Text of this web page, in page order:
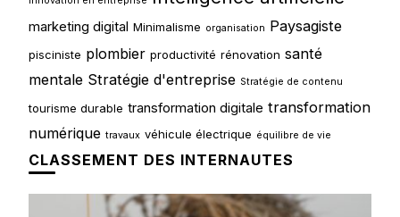
marketing digital Minimalisme organisation Paysagiste
pisciniste plombier productivité rénovation santé
mentale Stratégie d'entreprise Stratégie de contenu
tourisme durable transformation digitale transformation
numérique travaux véhicule électrique équilibre de vie
CLASSEMENT DES INTERNAUTES